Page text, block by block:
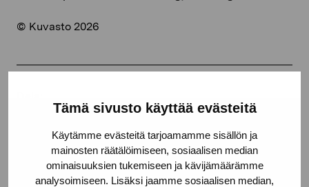
Tämä sivusto käyttää evästeitä
Käytämme evästeitä tarjoamamme sisällön ja
mainosten räätälöimiseen, sosiaalisen median
ominaisuuksien tukemiseen ja kävijämäärämme
analysoimiseen. Lisäksi jaamme sosiaalisen median,
© Kuvasto 2026